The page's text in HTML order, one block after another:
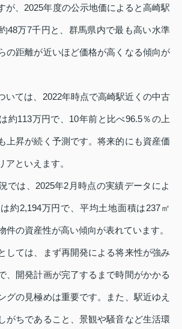
が、2025年度の公示地価によると高崎駅
48万7千円と、群馬県内で最も高い水準
の距離が近いほど価格が高くなる傾向が
いては、2022年時点で高崎駅近くの中古
約113万円で、10年前と比べ96.5％の上
上昇が続く予測です。将来的にも資産価
アといえます。
では、2025年2月時点の実績データによ
約2,194万円で、平均土地面積は237㎡
件の資産性が高い傾向が表れています。
しては、まず再開発による将来性が強み
、開発計画が完了するまで時間がかかる
グの見極めは重要です。また、駅近ゆえ
がちであること、景観や騒音など生活環